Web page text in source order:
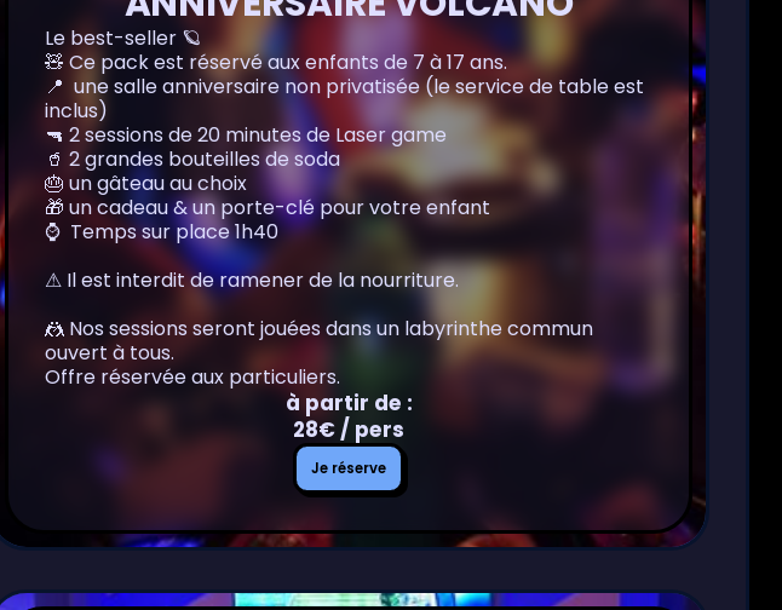
Le best-seller 🪐
🧸 Ce pack est réservé aux enfants de 7 à 17 ans.
📍 une salle anniversaire non privatisée (le service de table est
inclus)
🔫 2 sessions de 20 minutes de Laser game
🥤 2 grandes bouteilles de soda
🎂 un gâteau au choix
🎁 un cadeau & un porte-clé pour votre enfant
⌚️ Temps sur place 1h40
⚠ Il est interdit de ramener de la nourriture.
🤼 Nos sessions seront jouées dans un labyrinthe commun
ouvert à tous.
Offre réservée aux particuliers.
à partir de :
28€ / pers
Je
réserve
Je réserve